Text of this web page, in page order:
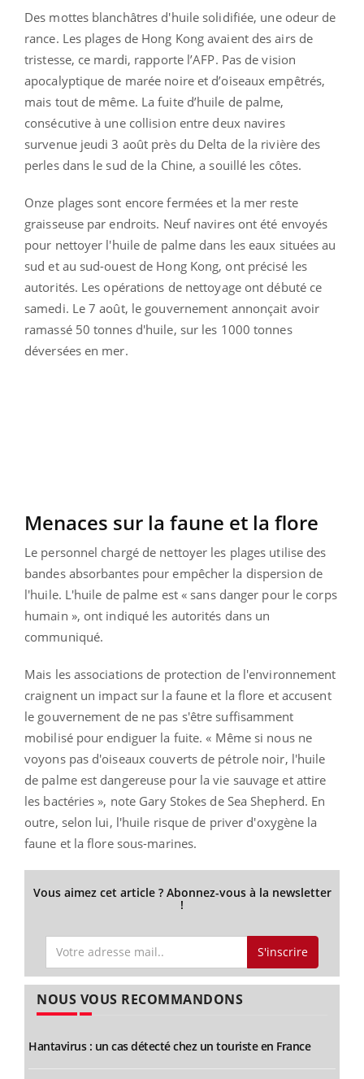
Des mottes blanchâtres d'huile solidifiée, une odeur de
rance. Les plages de Hong Kong avaient des airs de
tristesse, ce mardi, rapporte l’AFP. Pas de vision
apocalyptique de marée noire et d’oiseaux empêtrés,
mais tout de même. La fuite d’huile de palme,
consécutive à une collision entre deux navires
survenue jeudi 3 août près du Delta de la rivière des
perles dans le sud de la Chine, a souillé les côtes.
Onze plages sont encore fermées et la mer reste
graisseuse par endroits. Neuf navires ont été envoyés
pour nettoyer l'huile de palme dans les eaux situées au
sud et au sud-ouest de Hong Kong, ont précisé les
autorités. Les opérations de nettoyage ont débuté ce
samedi. Le 7 août, le gouvernement annonçait avoir
ramassé 50 tonnes d'huile, sur les 1000 tonnes
déversées en mer.
Menaces sur la faune et la flore
Le personnel chargé de nettoyer les plages utilise des
bandes absorbantes pour empêcher la dispersion de
l'huile. L'huile de palme est « sans danger pour le corps
humain », ont indiqué les autorités dans un
communiqué.
Mais les associations de protection de l'environnement
craignent un impact sur la faune et la flore et accusent
le gouvernement de ne pas s'être suffisamment
mobilisé pour endiguer la fuite. « Même si nous ne
voyons pas d'oiseaux couverts de pétrole noir, l'huile
de palme est dangereuse pour la vie sauvage et attire
les bactéries », note Gary Stokes de Sea Shepherd. En
outre, selon lui, l'huile risque de priver d'oxygène la
faune et la flore sous-marines.
Vous aimez cet article ? Abonnez-vous à la newsletter
!
S'inscrire
NOUS VOUS RECOMMANDONS
Hantavirus : un cas détecté chez un touriste en France